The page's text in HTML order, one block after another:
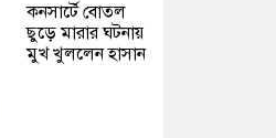
কনসার্টে বোতল
ছুড়ে মারার ঘটনায়
মুখ খুললেন হাসান